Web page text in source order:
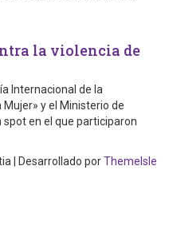
la violencia de
Internacional de la
y el Ministerio de
en el que participaron
| Desarrollado porThemeIsle